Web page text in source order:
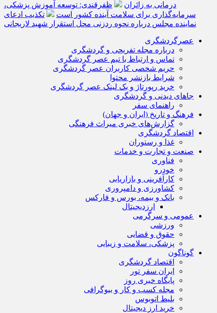
درمانی به زائران
ظفرقندی: توسعه آموزش پزشکی،
سرمایه‌گذاری برای سلامت آینده کشور است
تکذیب ادعای
نماینده مجلس درباره نحوه ردزنی محل استقرار شهید لاریجانی
عصرگردشگری
درباره مجله تفریحی و گردشگری
تماس و ارتباط با تیم عصر گردشگری
حریم شخصی کاربران عصر گردشگری
شرایط بازنشر محتوا
خرید رپورتاژ و بک لینک عصر گردشگری
جاهای دیدنی و گردشگری
راهنمای سفر
فرهنگ و تاریخ (ایران و جهان)
گزارش‌های خبری میراث فرهنگی
اقتصاد گردشگری
غذا و رستوران
صنعت و تجارت و خدمات
فناوری
خودرو
کارآفرینی و بازاریابی
کشاورزی و دامپروری
بانک و بیمه، بورس و فارکس
ارزدیجیتال
عمومی و سرگرمی
ورزشی
حقوق و قضایی
پزشکی، سلامت و زیبایی
گوناگون
اقتصاد گردشگری
ایران سفر تور
پایگاه خبری روز
مجله کسب و کار و بیوگرافی
بلیط اتوبوس
خرید ارز دیجیتال